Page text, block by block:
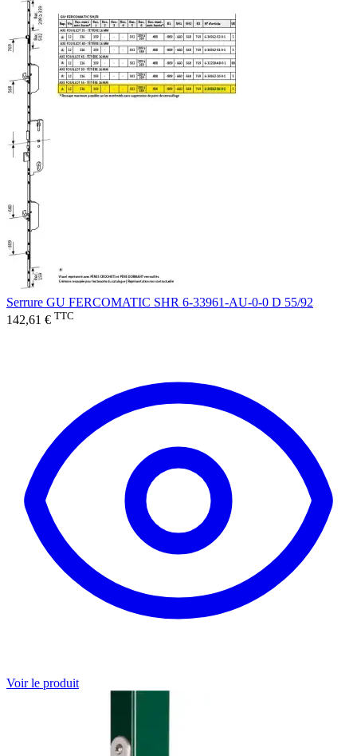
Serrure GU FERCOMATIC SHR 6-33961-AU-0-0 D 55/92
142,61 € TTC
Voir le produit